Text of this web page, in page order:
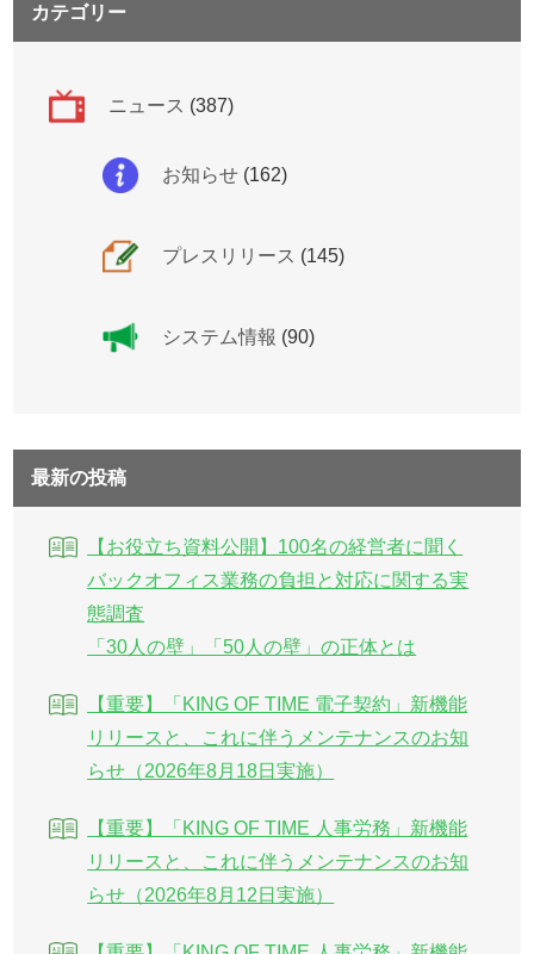
カテゴリー
ニュース (387)
お知らせ (162)
プレスリリース (145)
システム情報 (90)
最新の投稿
【お役立ち資料公開】100名の経営者に聞く
バックオフィス業務の負担と対応に関する実
態調査
「30人の壁」「50人の壁」の正体とは
【重要】「KING OF TIME 電子契約」新機能
リリースと、これに伴うメンテナンスのお知
らせ（2026年8月18日実施）
【重要】「KING OF TIME 人事労務」新機能
リリースと、これに伴うメンテナンスのお知
らせ（2026年8月12日実施）